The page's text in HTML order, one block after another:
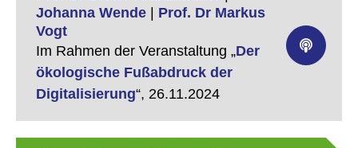
Johanna Wende
Prof. Dr Markus
Vogt
Im Rahmen der Veranstaltung „Der
ökologische Fußabdruck der
Digitalisierung“, 26.11.2024